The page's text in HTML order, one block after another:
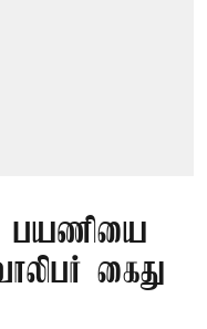
பயணியை
கைது